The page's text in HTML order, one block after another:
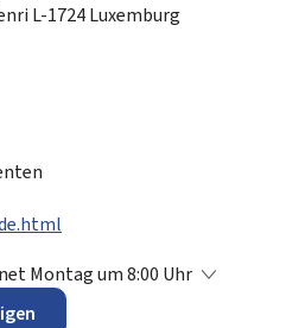
L-1724Luxemburg
Montag um 8:00 Uhr